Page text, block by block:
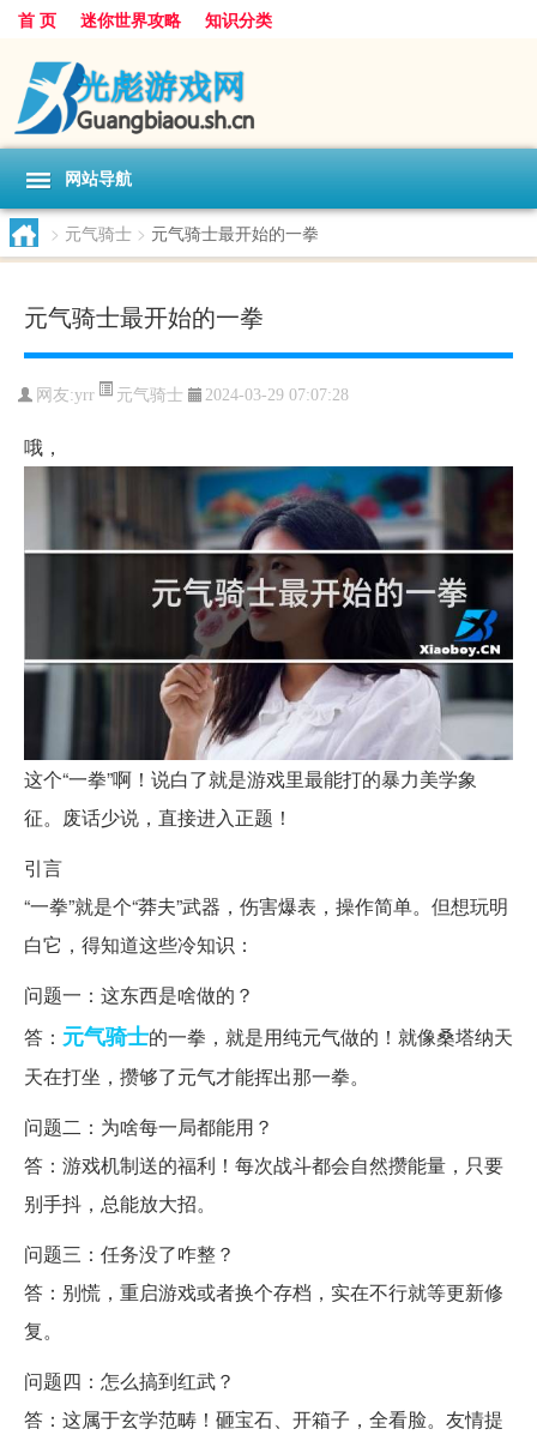
首 页 迷你世界攻略 知识分类
网站导航
> 元气骑士 > 元气骑士最开始的一拳
元气骑士最开始的一拳
网友:yrr 元气骑士 2024-03-29 07:07:28
哦，
这个“一拳”啊！说白了就是游戏里最能打的暴力美学象
征。废话少说，直接进入正题！
引言
“一拳”就是个“莽夫”武器，伤害爆表，操作简单。但想玩明
白它，得知道这些冷知识：
问题一：这东西是啥做的？
答： 元气骑士的一拳，就是用纯元气做的！就像桑塔纳天
天在打坐，攒够了元气才能挥出那一拳。
问题二：为啥每一局都能用？
答：游戏机制送的福利！每次战斗都会自然攒能量，只要
别手抖，总能放大招。
问题三：任务没了咋整？
答：别慌，重启游戏或者换个存档，实在不行就等更新修
复。
问题四：怎么搞到红武？
答：这属于玄学范畴！砸宝石、开箱子，全看脸。友情提